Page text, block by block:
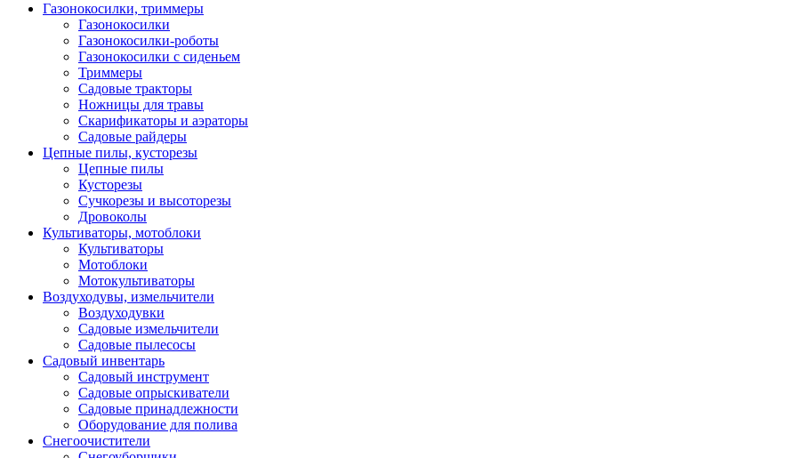
Газонокосилки, триммеры
Газонокосилки
Газонокосилки-роботы
Газонокосилки с сиденьем
Триммеры
Садовые тракторы
Ножницы для травы
Скарификаторы и аэраторы
Садовые райдеры
Цепные пилы, кусторезы
Цепные пилы
Кусторезы
Сучкорезы и высоторезы
Дровоколы
Культиваторы, мотоблоки
Культиваторы
Мотоблоки
Мотокультиваторы
Воздуходувы, измельчители
Воздуходувки
Садовые измельчители
Садовые пылесосы
Садовый инвентарь
Садовый инструмент
Садовые опрыскиватели
Садовые принадлежности
Оборудование для полива
Снегоочистители